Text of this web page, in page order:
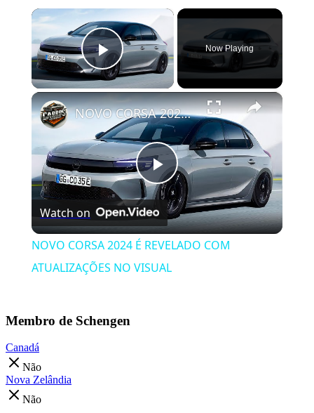
×
Play Video
Now Playing
×
Play
Video
NOVO CORSA 2024 É REVELADO COM ATUALIZAÇÕES NO VISUAL
Watch on
NOVO CORSA 2024 É REVELADO COM
ATUALIZAÇÕES NO VISUAL
Membro de Schengen
Canadá
Não
Nova Zelândia
Não